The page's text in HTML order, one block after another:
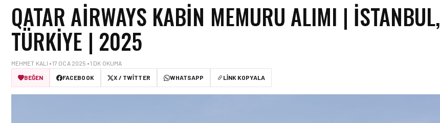
QATAR AIRWAYS KABIN MEMURU ALIMI | İSTANBUL,
TÜRKIYE | 2025
MEHMET KALI • 17 OCA 2025 • 1 DK OKUMA
BEĞEN
FACEBOOK X / TWITTER WHATSAPP LINK KOPYALA